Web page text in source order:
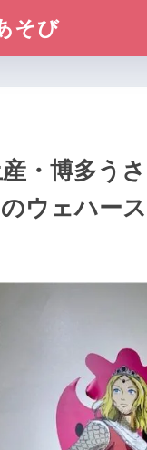
そび
・博多う
ウェハース